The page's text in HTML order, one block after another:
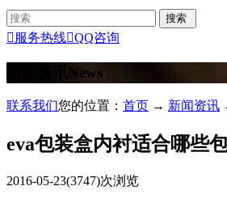
 服务热线QQ咨询
新闻资讯News
联系我们您的位置： 首页 → 新闻资讯
eva包装盒内衬适合哪些
2016-05-23(3747)次浏览